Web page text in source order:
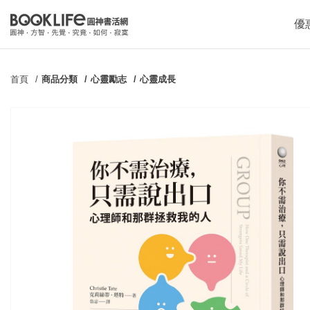
優
首頁 商品分類 心靈勵志 心靈成長